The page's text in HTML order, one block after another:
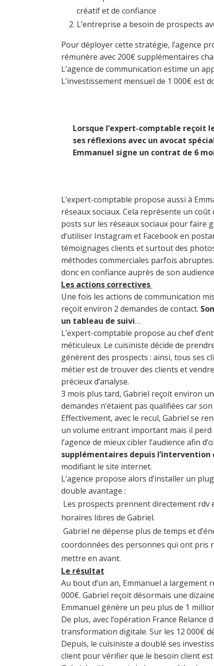
créatif et de confiance
L’entreprise a besoin de prospects
Pour déployer cette stratégie, l’agence
rémunère avec 200€ supplémentaires
L’agence de communication estime un
L’investissement mensuel de 1 000€ est
Lorsque l’expert-comptable reçoit
ses réflexions avec un avocat
Emmanuel signe un contrat de 6
L’expert-comptable propose aussi à
réseaux sociaux. Cela représente un
posts sur les réseaux sociaux pour faire
d’utiliser Instagram et Facebook en
témoignages clients et surtout des
méthodes commerciales parfois
donc en confiance auprès de son
Les actions correctives
Une fois les actions de communication
reçoit environ 2 demandes de contact.
un tableau de suivi…
L’expert-comptable propose au chef
méticuleux. Le cuisiniste décide de
génèrent des prospects : ainsi, tous ses
métier est de trouver des clients et
précieux d’analyse.
3 mois plus tard, Gabriel reçoit environ
demandes n’étaient pas qualifiées car
Effectivement, avec le recul, Gabriel se
un volume entrant important mais il perd
l’agence de mieux cibler l’audience afin
supplémentaires depuis l’intervention
modifiant le site internet.
L’agence propose alors d’installer un
double avantage :
Les prospects prennent directement rdv
horaires libres de Gabriel.
Gabriel ne dépense plus de temps et
coordonnées des personnes qui ont pris
mettre en avant.
Le résultat
Au bout d’un an, Emmanuel a largement
000€. Gabriel reçoit désormais une
Emmanuel génère un peu plus de 1
De plus, avec l’opération France
transformation digitale. Sur les 12 000€
Depuis, le cuisiniste a doublé ses
client pour vérifier que le besoin client